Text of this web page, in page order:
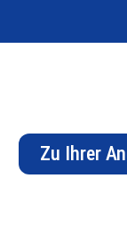
Zu Ihrer